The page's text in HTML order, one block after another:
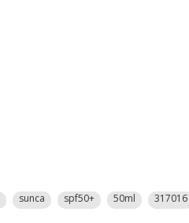
sunca spf50+ 50ml 317016